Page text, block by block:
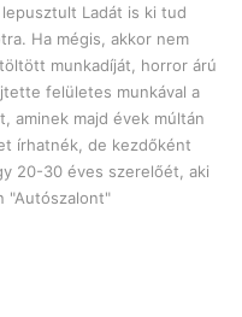
Ladát is ki tud
Ha mégis, akkor nem
munkadíját, horror árú
felületes munkával a
aminek majd évek múltán
írhatnék, de kezdőként
20-30 éves szerelőét, aki
"Autószalont"